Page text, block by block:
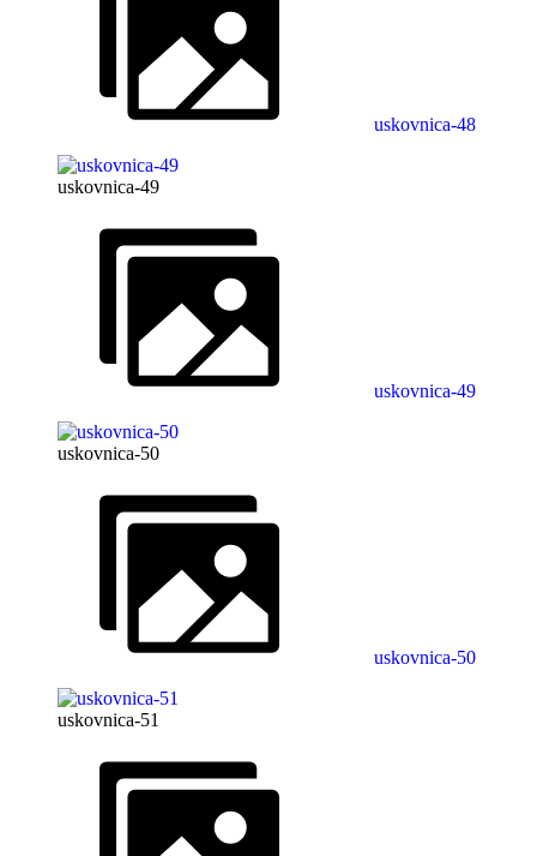
uskovnica-48
uskovnica-49
uskovnica-49
uskovnica-50
uskovnica-50
uskovnica-51